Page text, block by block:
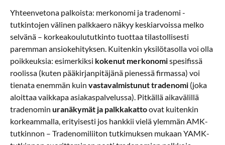
Yhteenvetona palkoista: merkonomi ja tradenomi -
tutkintojen välinen palkkaero näkyy keskiarvoissa melko
selvänä – korkeakoulututkinto tuottaa tilastollisesti
paremman ansiokehityksen. Kuitenkin yksilötasolla voi olla
poikkeuksia: esimerkiksi kokenut merkonomispesifissä
roolissa (kuten pääkirjanpitäjänä pienessä firmassa) voi
tienata enemmän kuin vastavalmistunut tradenomi (joka
aloittaa vaikkapa asiakaspalvelussa). Pitkällä aikavälillä
tradenomin uranäkymät ja palkkakattoovat kuitenkin
korkeammalla, erityisesti jos hankkii vielä ylemmän AMK-
tutkinnon – Tradenomiliiton tutkimuksen mukaan YAMK-